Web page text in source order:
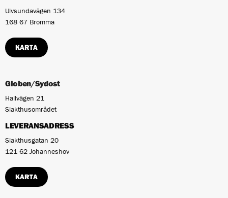
Ulvsundavägen 134
168 67 Bromma
KARTA
Globen/Sydost
Hallvägen 21
Slakthusområdet
LEVERANSADRESS
Slakthusgatan 20
121 62 Johanneshov
KARTA